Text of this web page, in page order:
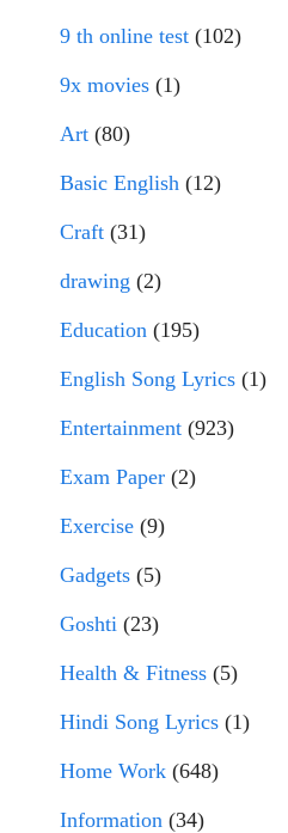
9 th online test (102)
9x movies (1)
Art (80)
Basic English (12)
Craft (31)
drawing (2)
Education (195)
English Song Lyrics (1)
Entertainment (923)
Exam Paper (2)
Exercise (9)
Gadgets (5)
Goshti (23)
Health & Fitness (5)
Hindi Song Lyrics (1)
Home Work (648)
Information (34)